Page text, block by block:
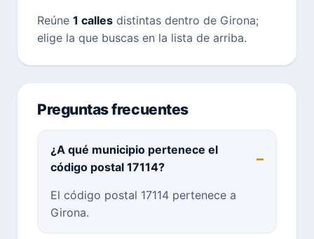
Reúne 1 calles distintas dentro de Girona;
elige la que buscas en la lista de arriba.
Preguntas frecuentes
¿A qué municipio pertenece el
código postal 17114?
El código postal 17114 pertenece a
Girona.